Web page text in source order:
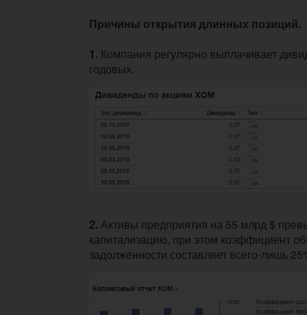
Причины открытия длинных позиций.
1. Компания регулярно выплачивает
годовых.
2. Активы предприятия на 55 млрд $
капитализацию, при этом коэффициент
задолженности составляет всего-лишь